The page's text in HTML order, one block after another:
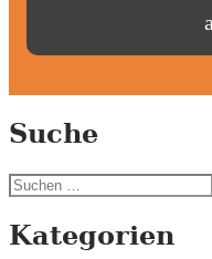
Suche
Suchen
Kategorien